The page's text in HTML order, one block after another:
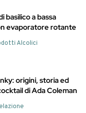
basilico a bassa
evaporatore rotante
Alcolici
origini, storia ed
di Ada Coleman